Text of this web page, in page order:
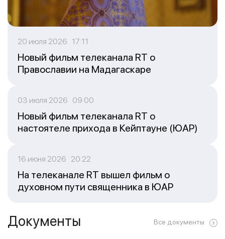
20 июля 2026 17:11
Новый фильм телеканала RT о
Православии на Мадагаскаре
03 июля 2026 09:00
Новый фильм телеканала RT о
настоятеле прихода в Кейптауне (ЮАР)
16 июня 2026 20:22
На телеканале RT вышел фильм о
духовном пути священника в ЮАР
Документы Все документы